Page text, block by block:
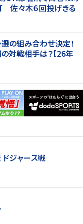
佐々木６回投げきる
の組み合わせ決定！
対戦相手は？【26年
ドジャース戦